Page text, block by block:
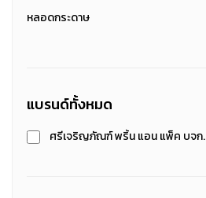
หลอดกระดาษ
แบรนด์ทั้งหมด
ศรีเจริญภัณฑ์ พริ้น แอน แพ็ค บจก.